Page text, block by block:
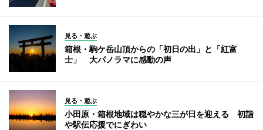
見る・遊ぶ
箱根・駒ケ岳山頂からの「初日の出」と「紅富
士」 大パノラマに感動の声
見る・遊ぶ
小田原・箱根地域は穏やかな三が日を迎える 初詣
や駅伝応援でにぎわい